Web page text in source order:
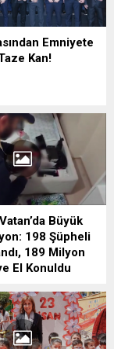
Emniyete
Kan!
Büyük
198 Şüpheli
189 Milyon
El Konuldu